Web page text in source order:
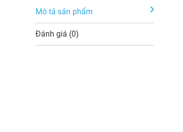
Mô tả sản phẩm
Đánh giá (0)